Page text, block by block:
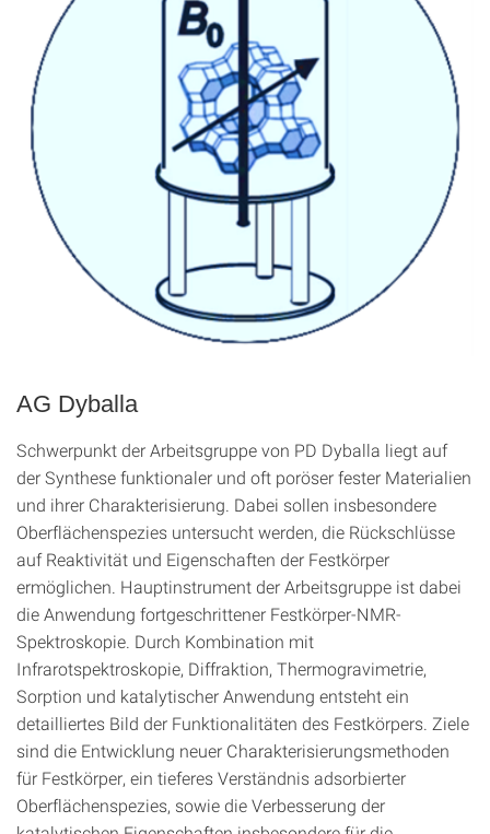
AG Dyballa
Schwerpunkt der Arbeitsgruppe von PD Dyballa liegt auf
der Synthese funktionaler und oft poröser fester Materialien
und ihrer Charakterisierung. Dabei sollen insbesondere
Oberflächenspezies untersucht werden, die Rückschlüsse
auf Reaktivität und Eigenschaften der Festkörper
ermöglichen. Hauptinstrument der Arbeitsgruppe ist dabei
die Anwendung fortgeschrittener Festkörper-NMR-
Spektroskopie. Durch Kombination mit
Infrarotspektroskopie, Diffraktion, Thermogravimetrie,
Sorption und katalytischer Anwendung entsteht ein
detailliertes Bild der Funktionalitäten des Festkörpers. Ziele
sind die Entwicklung neuer Charakterisierungsmethoden
für Festkörper, ein tieferes Verständnis adsorbierter
Oberflächenspezies, sowie die Verbesserung der